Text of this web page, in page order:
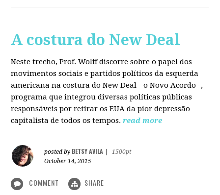
A costura do New Deal
Neste trecho, Prof. Wolff discorre sobre o papel dos
movimentos sociais e partidos políticos da esquerda
americana na costura do New Deal - o Novo Acordo -,
programa que integrou diversas políticas públicas
responsáveis por retirar os EUA da pior depressão
capitalista de todos os tempos. read more
posted by BETSY AVILA
1500pt
October 14, 2015
COMMENT SHARE